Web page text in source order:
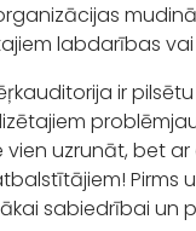
labdarības
ir
vien uzrunāt, bet
Pirms
sabiedrībai un